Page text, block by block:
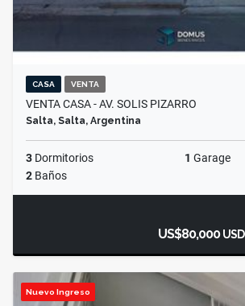
CASA VENTA
VENTA CASA - AV. SOLIS PIZARRO
Salta, Salta, Argentina
3 Dormitorios 1 Garage
2 Baños
US$80,000USD
Nuevo Ingreso